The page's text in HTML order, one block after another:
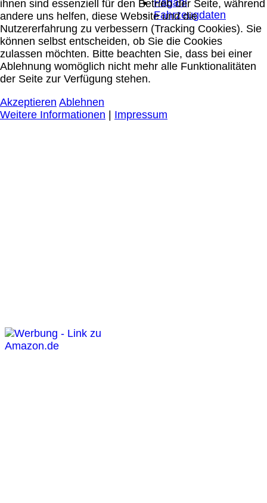
Pagani
Fahrzeugdaten
ihnen sind essenziell für den Betrieb der Seite, während
andere uns helfen, diese Website und die
Nutzererfahrung zu verbessern (Tracking Cookies). Sie
können selbst entscheiden, ob Sie die Cookies
zulassen möchten. Bitte beachten Sie, dass bei einer
Ablehnung womöglich nicht mehr alle Funktionalitäten
der Seite zur Verfügung stehen.
Akzeptieren Ablehnen
Weitere Informationen | Impressum